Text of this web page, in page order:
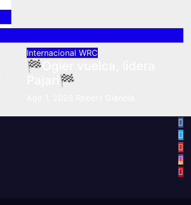
Internacional WRC
🏁Ogier vuelca, lidera
Pajari🏁